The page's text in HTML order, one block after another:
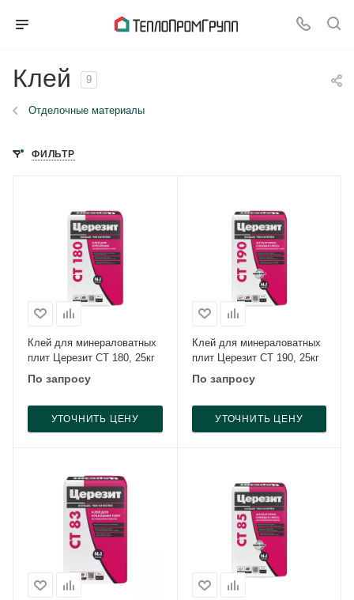
Клей 9
Отделочные материалы
ФИЛЬТР
Клей для минераловатных
плит Церезит CT 180, 25кг
По запросу
УТОЧНИТЬ ЦЕНУ
Клей для минераловатных
плит Церезит CT 190, 25кг
По запросу
УТОЧНИТЬ ЦЕНУ